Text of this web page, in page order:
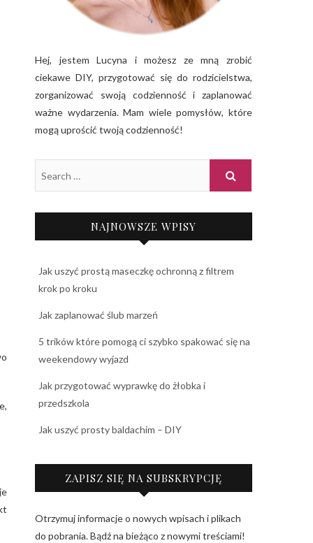
Hej, jestem Lucyna i możesz ze mną zrobić
ciekawe DIY, przygotować się do rodzicielstwa,
zorganizować swoją codzienność i zaplanować
ważne wydarzenia. Mam wiele pomysłów, które
mogą uprościć twoją codzienność!
NAJNOWSZE WPISY
Jak uszyć prostą maseczkę ochronną z filtrem
krok po kroku
Jak zaplanować ślub marzeń
5 trików które pomogą ci szybko spakować się na
weekendowy wyjazd
Jak przygotować wyprawkę do żłobka i
przedszkola
Jak uszyć prosty baldachim – DIY
ZAPISZ SIĘ NA SUBSKRYPCJĘ
Otrzymuj informacje o nowych wpisach i plikach
do pobrania. Bądź na bieżąco z nowymi treściami!